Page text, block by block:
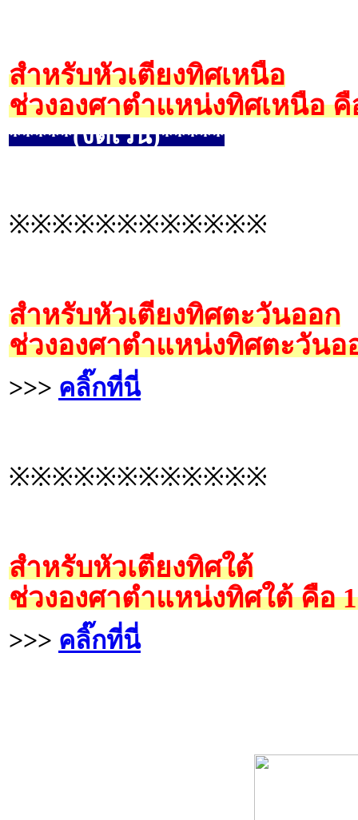
สำหรับหัวเตียงทิศเหนือ
ช่วงองศาตำแหน่งทิศเหนือ คื
*****(งดเว้น)*****
※※※※※※※※※※※※
สำหรับหัวเตียงทิศตะวันออก
ช่วงองศาตำแหน่งทิศตะวันอ
>>> คลิ๊กที่นี่
※※※※※※※※※※※※
สำหรับหัวเตียงทิศใต้
ช่วงองศาตำแหน่งทิศใต้ คือ
>>> คลิ๊กที่นี่